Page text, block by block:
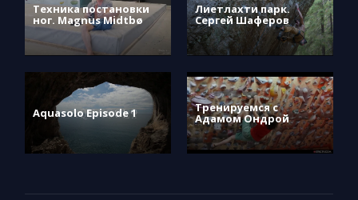
Техника постановки
ног. Magnus Midtbø
Лиетлахти парк.
Сергей Шаферов
Aquasolo Episode 1 Тренируемся с
Адамом Ондрой